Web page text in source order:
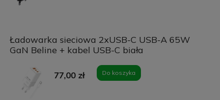
Ładowarka sieciowa 2xUSB-C USB-A 65W
GaN Beline + kabel USB-C biała
77,00 zł Do koszyka